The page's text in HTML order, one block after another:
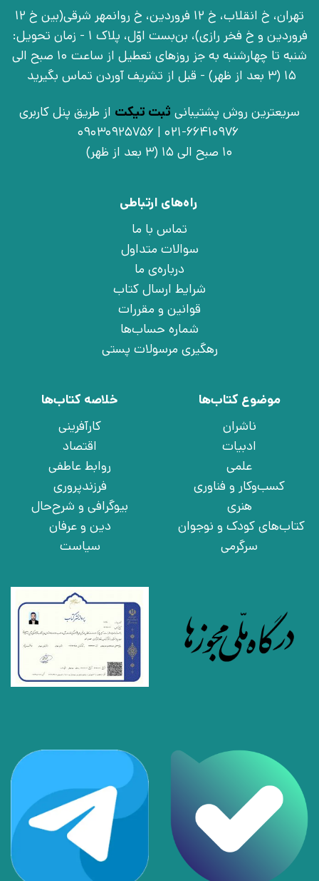
تهران، خ انقلاب، خ 12 فروردین، خ روانمهر شرقی(بین خ 12
فروردین و خ فخر رازی)، بن‌بست اوّل، پلاک 1 - زمان تحویل:
شنبه تا چهارشنبه به جز روزهای تعطیل از ساعت 10 صبح الی
15 (3 بعد از ظهر) - قبل از تشریف آوردن تماس بگیرید
سریعترین روش پشتیبانی ثبت تیکت از طریق پنل کاربری
021-66410976 | 09030925756
10 صبح الی 15 (3 بعد از ظهر)
راه‌های ارتباطی
تماس با ما
سوالات متداول
درباره‌ی ما
شرایط ارسال کتاب
قوانین و مقررات
شماره حساب‌ها
رهگیری مرسولات پستی
موضوع کتاب‌ها
ناشران
ادبیات
علمی
کسب‌وکار و فناوری
هنری
کتاب‌های کودک و نوجوان
سرگرمی
خلاصه کتاب‌ها
کارآفرینی
اقتصاد
روابط عاطفی
فرزندپروری
بیوگرافی و شرح‌حال
دین و عرفان
سیاست